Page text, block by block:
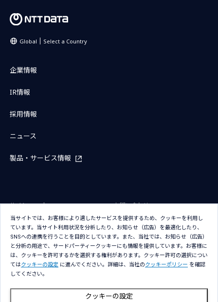
Global Select a Country
企業情報
IR情報
採用情報
ニュース
製品・サービス情報
サイトマップ
お問い合わせ
サイトのご利用条件
プライバシーポリシー
アクセシビリティポリシー
クッキー（Cookie）ポリシー
クッキー（Cookie）プリファレン
ス
当サイトでは、お客様により適したサービスを提供するため、クッキーを利用し
ています。当サイト利用状況を分析したり、お知らせ（広告）を最適化したり、
SNSへの連携を行うことを目的としています。また、当社では、お知らせ（広告）
と分析の用途で、サードパーティークッキーにも情報を提供しています。お客様に
は、クッキーを許可するかを選択する権利があります。クッキー許可の選択につい
てはクッキーの設定 に進んでください。詳細は、当社のクッキーポリシー を確認
してください。
クッキーの設定